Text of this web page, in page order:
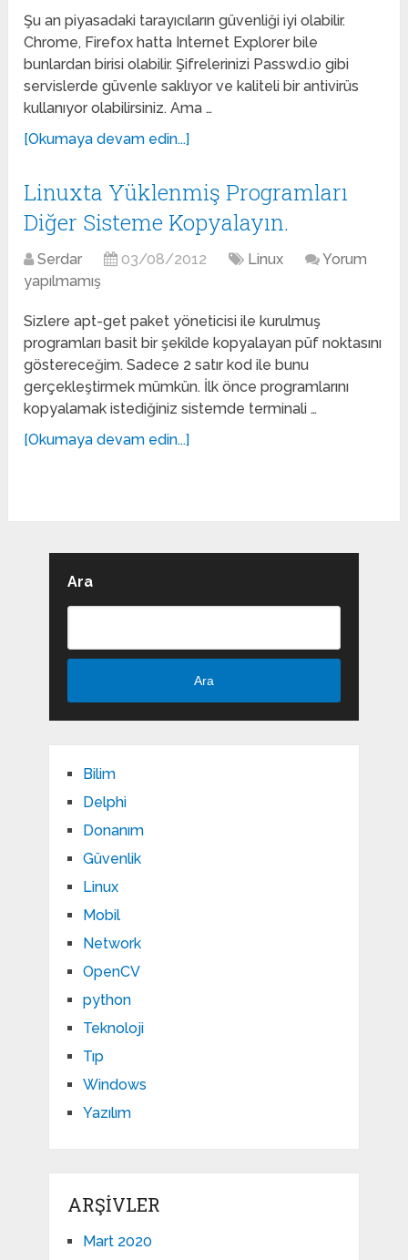
Şu an piyasadaki tarayıcıların güvenliği iyi olabilir.
Chrome, Firefox hatta Internet Explorer bile
bunlardan birisi olabilir. Şifrelerinizi Passwd.io gibi
servislerde güvenle saklıyor ve kaliteli bir antivirüs
kullanıyor olabilirsiniz. Ama …
[Okumaya devam edin...]
Linuxta Yüklenmiş Programları
Diğer Sisteme Kopyalayın.
Serdar 03/08/2012 Linux
Yorum
yapılmamış
Sizlere apt-get paket yöneticisi ile kurulmuş
programları basit bir şekilde kopyalayan püf noktasını
göstereceğim. Sadece 2 satır kod ile bunu
gerçekleştirmek mümkün. İlk önce programlarını
kopyalamak istediğiniz sistemde terminali …
[Okumaya devam edin...]
Ara
Ara
Bilim
Delphi
Donanım
Güvenlik
Linux
Mobil
Network
OpenCV
python
Teknoloji
Tıp
Windows
Yazılım
ARŞIVLER
Mart 2020